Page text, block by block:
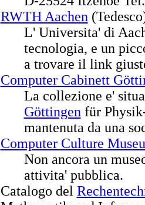
RWTH Aachen
L' Universita' di
tecnologia, e un
a trovare il link
Computer Cabinett
La collezione e'
Göttingen für
mantenuta da una
Computer Culture
Non ancora un
attivita' pubblica.
Catalogo del